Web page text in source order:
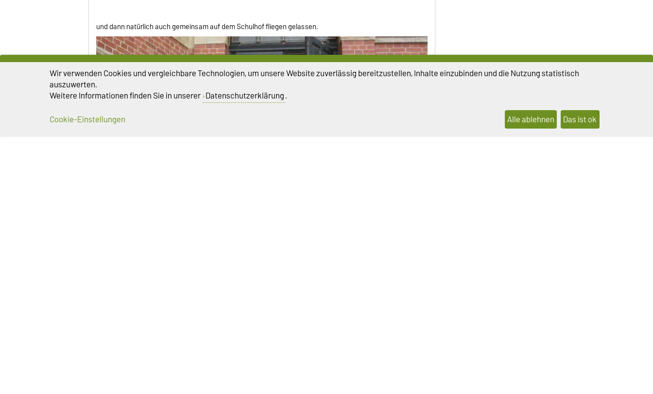
und dann natürlich auch gemeinsam auf dem Schulhof fliegen gelassen.
Wir verwenden Cookies und vergleichbare Technologien, um unsere Website zuverlässig bereitzustellen, Inhalte einzubinden und die Nutzung statistisch
auszuwerten.
Weitere Informationen finden Sie in unserer Datenschutzerklärung.
Cookie-Einstellungen
Alle ablehnen Das ist ok